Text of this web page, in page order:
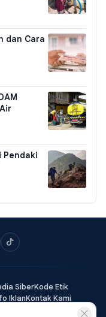
✕
dan Cara
Pendaki
SiberKode Etik
IklanKontak Kami